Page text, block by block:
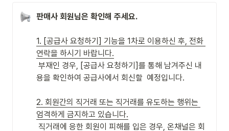
판매사 회원님은 확인해 주세요.
1. [공급사 요청하기] 기능을 1차로 이용하신 후, 전화
용을 확인하여 공급사에서 회신할  예정입니다.
2. 회원간의 직거래 또는 직거래를 유도하는 행위는